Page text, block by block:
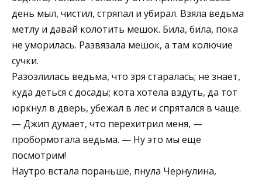
день мыл, чистил, стряпал и убирал. Взяла ведьма
метлу и давай колотить мешок. Била, била, пока
не уморилась. Развязала мешок, а там колючие
сучки.
Разозлилась ведьма, что зря старалась; не знает,
куда деться с досады; кота хотела вздуть, да тот
юркнул в дверь, убежал в лес и спрятался в чаще.
— Джип думает, что перехитрил меня, —
пробормотала ведьма. — Ну это мы еще
посмотрим!
Наутро встала пораньше, пнула Чернулина,